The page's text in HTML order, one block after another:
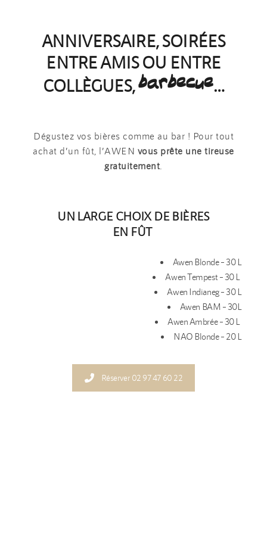
ANNIVERSAIRE, SOIRÉES
ENTRE AMIS OU ENTRE
COLLÈGUES,barbecue…
Dégustez vos bières comme au bar ! Pour tout
achat d’un fût, l’AWEN vous prête une tireuse
gratuitement.
UN LARGE CHOIX DE BIÈRES
EN FÛT
Awen Blonde – 30 L
Awen Tempest – 30 L
Awen Indianeg – 30 L
Awen BAM – 30L
Awen Ambrée – 30 L
NAO Blonde – 20 L
Réserver 02 97 47 60 22